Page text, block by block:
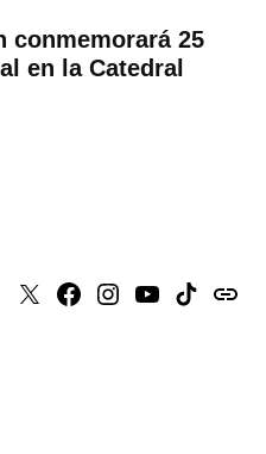
conmemorará 25
en la Catedral
X Faceboook
Instagram
YoutubeTiktokissuu